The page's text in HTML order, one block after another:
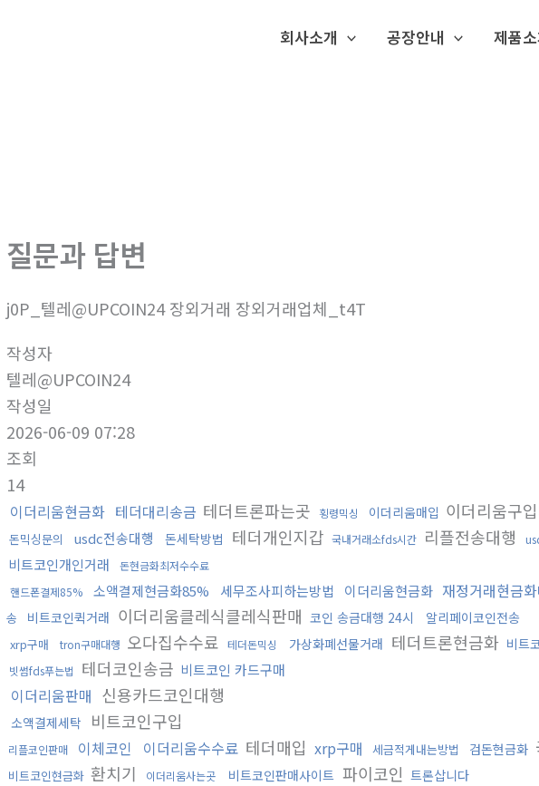
회사소개 공장안내 제품
질문과 답변
j0P_텔레@UPCOIN24 장외거래 장외거래업체_t4T
작성자
텔레@UPCOIN24
작성일
2026-06-09 07:28
조회
14
이더리움현금화 테더대리송금 테더트론파는곳 횡령믹싱 이더리움매입 이더리움구
돈믹싱문의 usdc전송대행 돈세탁방법 테더개인지갑 국내거래소fds시간 리플전송대행
비트코인개인거래
돈현금화최저수수료
핸드폰결제85%
소액결제현금화85% 세무조사피하는방법 이더리움현금화 재정거래현금
송
비트코인퀵거래 이더리움클레식클레식판매 코인 송금대행 24시 알리페이코인전송
xrp구매 tron구매대행 오다집수수료 테더돈믹싱 가상화폐선물거래 테더트론현금화 비트
빗썸fds푸는법 테더코인송금 비트코인 카드구매
이더리움판매 신용카드코인대행
소액결제세탁 비트코인구입
리플코인판매 이체코인 이더리움수수료 테더매입 xrp구매 세금적게내는방법 검돈현금화
비트코인현금화 환치기 이더리움사는곳 비트코인판매사이트 파이코인 트론삽니다